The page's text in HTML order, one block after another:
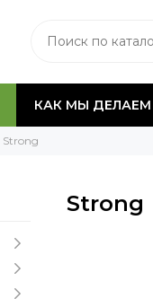
КАК МЫ
Strong
Strong